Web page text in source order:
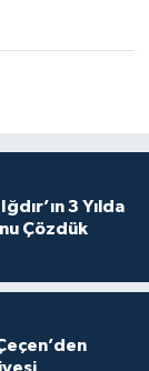
3 Yılda
Çözdük